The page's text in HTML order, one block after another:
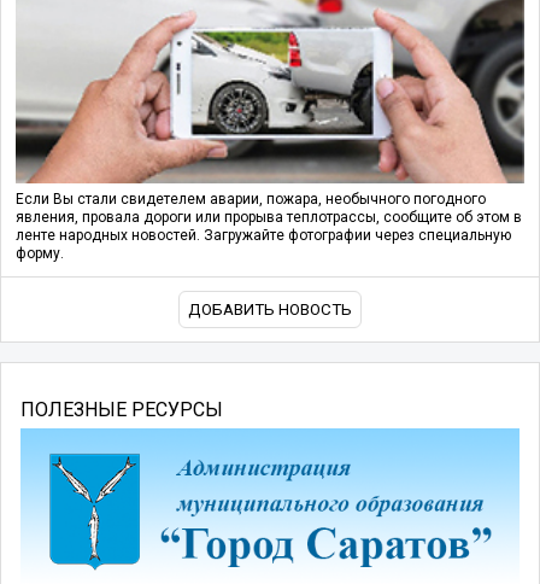
Если Вы стали свидетелем аварии, пожара, необычного погодного
явления, провала дороги или прорыва теплотрассы, сообщите об этом в
ленте народных новостей. Загружайте фотографии через специальную
форму.
ДОБАВИТЬ НОВОСТЬ
ПОЛЕЗНЫЕ РЕСУРСЫ